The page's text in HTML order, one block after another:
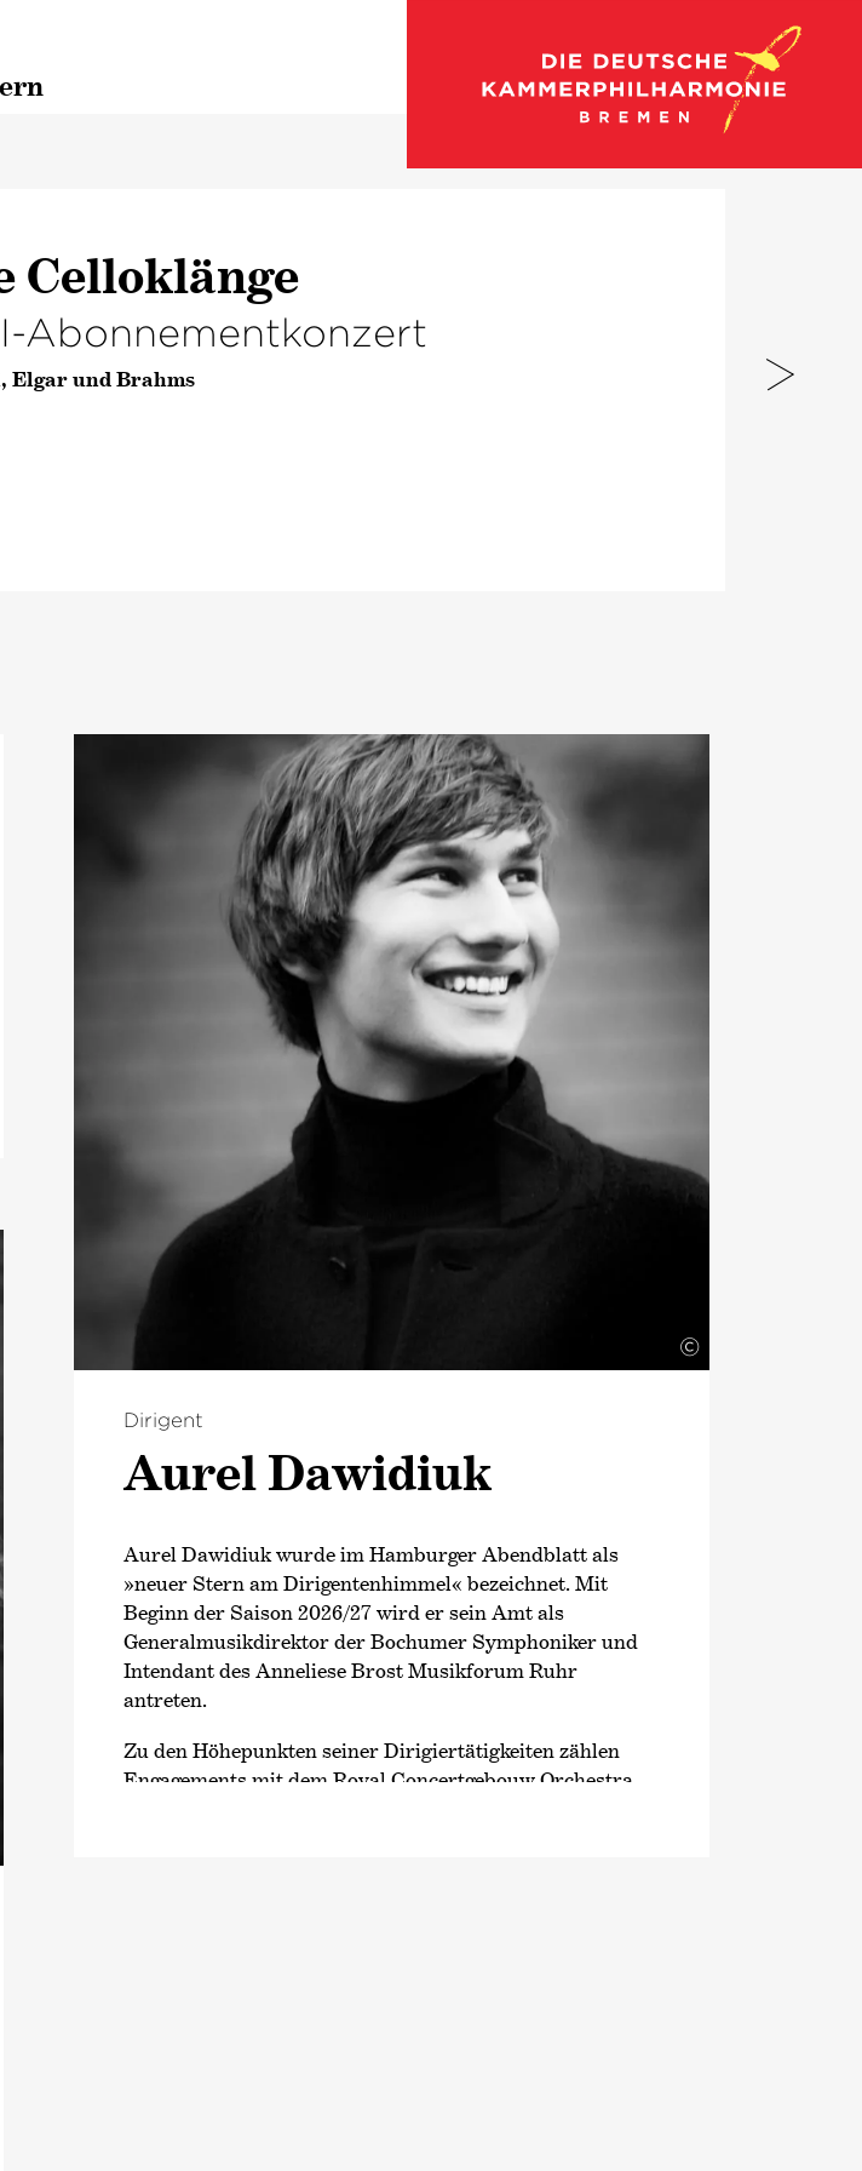
Zum Konzertkalender
Celloklänge
Abonnementkonzert
Elgar und Brahms
©
Dirigent
Aurel Dawidiuk
Aurel Dawidiuk wurde im Hamburger Abendblatt als
»neuer Stern am Dirigentenhimmel« bezeichnet. Mit
Beginn der Saison 2026/27 wird er sein Amt als
Generalmusikdirektor der Bochumer Symphoniker und
Intendant des Anneliese Brost Musikforum Ruhr
antreten.
Zu den Höhepunkten seiner Dirigiertätigkeiten zählen
Engagements mit dem Royal Concertgebouw Orchestra,